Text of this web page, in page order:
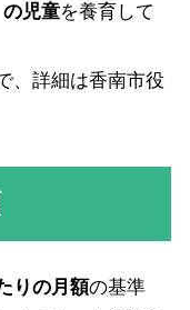
児童を養育して
、詳細は香南市役
りの月額の基準